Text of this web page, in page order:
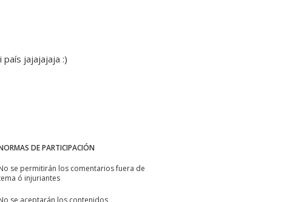
jajajajaja :)
DE PARTICIPACIÓN
se permitirán los comentarios fuera de
ó injuriantes
se aceptarán los contenidos